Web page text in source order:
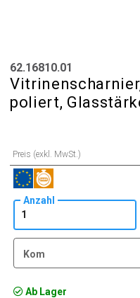
62.16810.01
poliert,
Preis (exkl. MwSt.)
Anzahl
Kom
Ab Lager